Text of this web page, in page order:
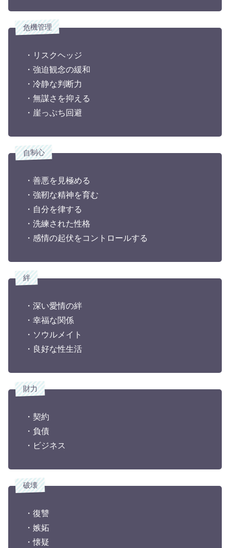
危機管理
・リスクヘッジ
・強迫観念の緩和
・冷静な判断力
・無謀さを抑える
・崖っぷち回避
自制心
・善悪を見極める
・強靭な精神を育む
・自分を律する
・洗練された性格
・感情の起伏をコントロールする
絆
・深い愛情の絆
・幸福な関係
・ソウルメイト
・良好な性生活
財力
・契約
・負債
・ビジネス
破壊
・復讐
・嫉妬
・懐疑